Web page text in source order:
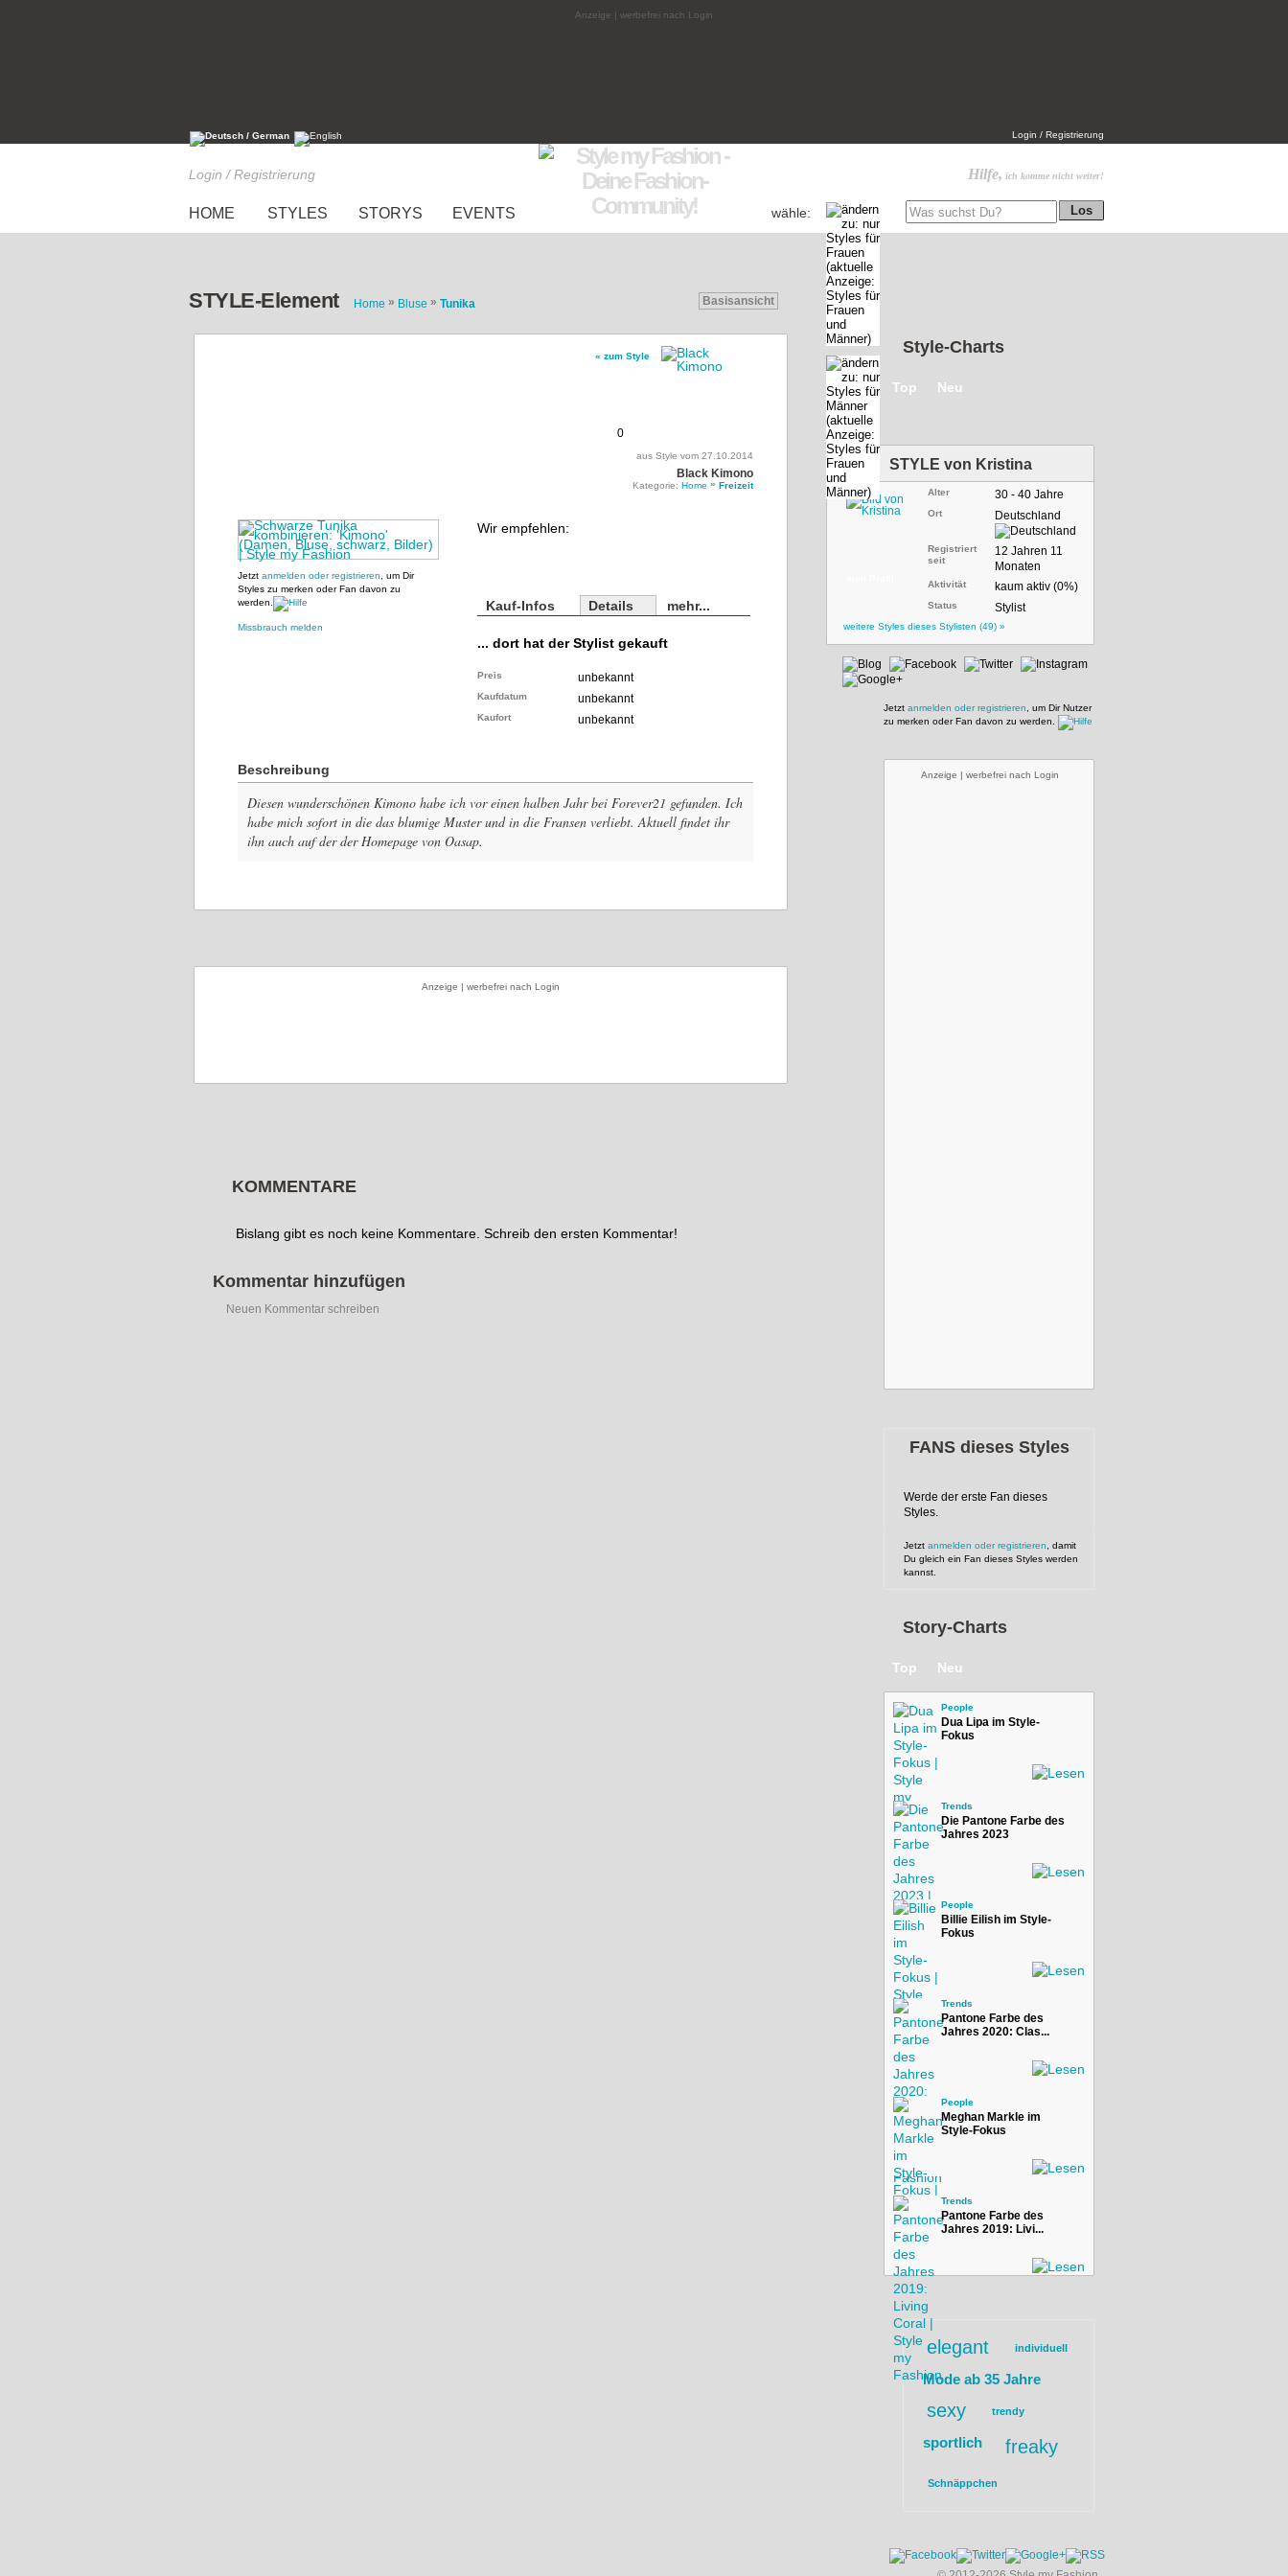
Anzeige | werbefrei nach Login
Login / Registrierung
Hilfe, ich komme nicht weiter!
Login / Registrierung
HOME STYLES STORYS EVENTS wähle:
STYLE-Element Home » Bluse » Tunika Basisansicht
« zum Style
0
aus Style vom 27.10.2014
Black Kimono
Kategorie: Home » Freizeit
Jetzt anmelden oder registrieren , um Dir
Styles zu merken oder Fan davon zu
werden.
Missbrauch melden
Wir empfehlen:
Kauf-Infos Details mehr...
... dort hat der Stylist gekauft
Preis unbekannt
Kaufdatum unbekannt
Kaufort unbekannt
Beschreibung
Diesen wunderschönen Kimono habe ich vor einen halben Jahr bei Forever21 gefunden. Ich
habe mich sofort in die das blumige Muster und in die Fransen verliebt. Aktuell findet ihr
ihn auch auf der der Homepage von Oasap.
Anzeige | werbefrei nach Login
KOMMENTARE
Bislang gibt es noch keine Kommentare. Schreib den ersten Kommentar!
Kommentar hinzufügen
Neuen Kommentar schreiben
Style-Charts
Top Neu
STYLE von Kristina
Alter 30 - 40 Jahre
Ort Deutschland
Registriert
seit
12 Jahren 11
Monaten
Aktivität kaum aktiv (0%)
Status Stylist
weitere Styles dieses Stylisten (49) »
Jetzt anmelden oder registrieren , um Dir Nutzer
zu merken oder Fan davon zu werden.
Anzeige | werbefrei nach Login
FANS dieses Styles
Werde der erste Fan dieses
Styles.
Jetzt anmelden oder registrieren , damit
Du gleich ein Fan dieses Styles werden
kannst.
Story-Charts
Top Neu
People
Dua Lipa im Style-
Fokus
Trends
Die Pantone Farbe des
Jahres 2023
People
Billie Eilish im Style-
Fokus
Trends
Pantone Farbe des
Jahres 2020: Clas...
People
Meghan Markle im
Style-Fokus
Trends
Pantone Farbe des
Jahres 2019: Livi...
elegant individuell
Mode ab 35 Jahre
sexy trendy
sportlich freaky
Schnäppchen